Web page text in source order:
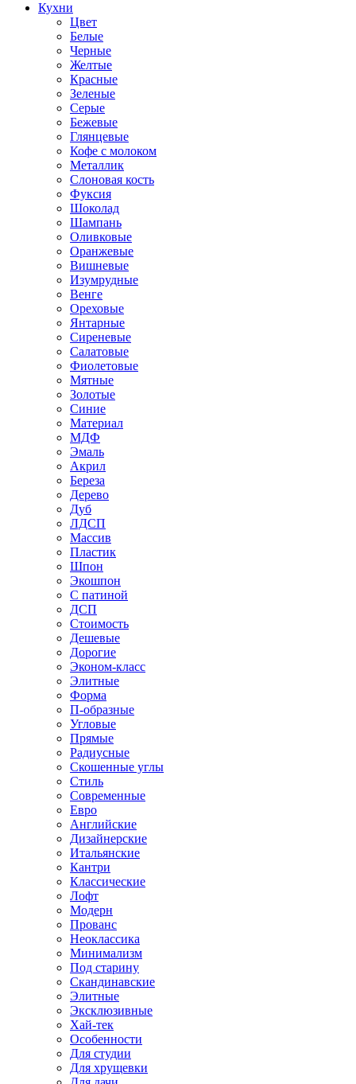
Кухни
Цвет
Белые
Черные
Желтые
Красные
Зеленые
Серые
Бежевые
Глянцевые
Кофе с молоком
Металлик
Слоновая кость
Фуксия
Шоколад
Шампань
Оливковые
Оранжевые
Вишневые
Изумрудные
Венге
Ореховые
Янтарные
Сиреневые
Салатовые
Фиолетовые
Мятные
Золотые
Синие
Материал
МДФ
Эмаль
Акрил
Береза
Дерево
Дуб
ЛДСП
Массив
Пластик
Шпон
Экошпон
С патиной
ДСП
Стоимость
Дешевые
Дорогие
Эконом-класс
Элитные
Форма
П-образные
Угловые
Прямые
Радиусные
Скошенные углы
Стиль
Современные
Евро
Английские
Дизайнерские
Итальянские
Кантри
Классические
Лофт
Модерн
Прованс
Неоклассика
Минимализм
Под старину
Скандинавские
Элитные
Эксклюзивные
Хай-тек
Особенности
Для студии
Для хрущевки